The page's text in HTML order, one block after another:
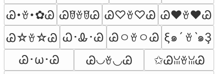
Ꮚ･ꈊ･✿Ꮚ ᏊꆤꈊꆤᏊ Ꮚ♡ꈊ♡Ꮚ Ꮚ♥ꈊ♥Ꮚ
Ꮚ☆ꈊ☆Ꮚ Ꮗ･Ꮂ･Ꮚ ᏊㅇꈊㅇᏊ ξ๑ˊ ꈊˋ๑Ҙ
Ꮚ･ω･Ꮚ
Ꮚ◡ꈊ◡Ꮚ
✩ᏊꈍꈊꈍᏊ